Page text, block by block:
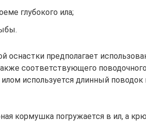
глубокого ила;
предполагает
соответствующего
используется длинный
кормушка погружается в ил, а